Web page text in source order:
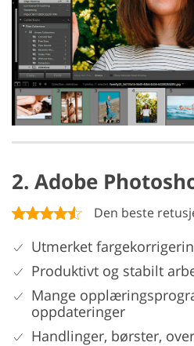
2. Adobe
Den beste
Utmerket
Produktivt og stabilt
Mange
oppdateringer
Handlinger, børster,